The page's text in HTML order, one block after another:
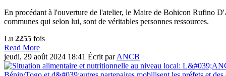
En procédant à l'ouverture de l'atelier, le Maire de Bohicon Rufino
communes qui selon lui, sont de véritables personnes ressources.
Lu 2255 fois
Read More
jeudi, 29 août 2024 18:41 Écrit parANCB